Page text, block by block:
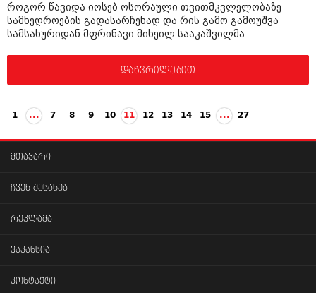
როგორ წავიდა იოსებ ოსორაული თვითმკვლელობაზე
სამხედროების გადასარჩენად და რის გამო გამოუშვა
სამსახურიდან მფრინავი მიხეილ სააკაშვილმა
დაწვრილებით
1 ... 7 8 9 10 11 12 13 14 15 ... 27
მთავარი
ჩვენ შესახებ
რეკლამა
ვაკანსია
კონტაქტი